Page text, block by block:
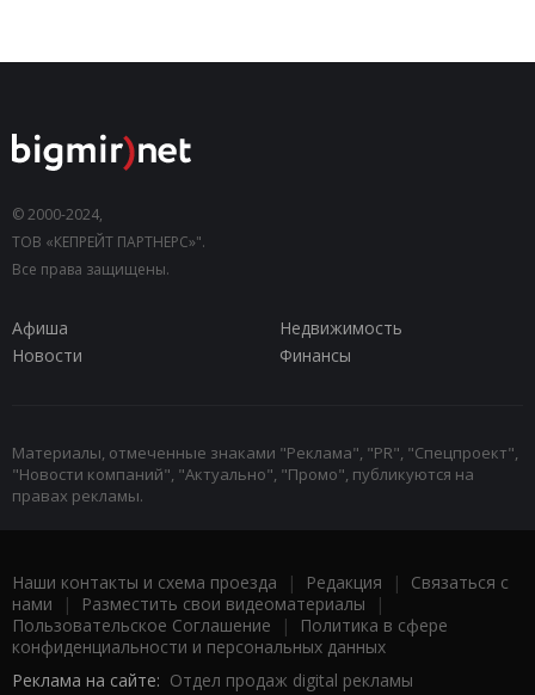
© 2000-2024,
ТОВ «КЕПРЕЙТ ПАРТНЕРС»".
Все права защищены.
Афиша
Недвижимость
Новости
Финансы
Материалы, отмеченные знаками "Реклама", "PR", "Спецпроект",
"Новости компаний", "Актуально", "Промо", публикуются на
правах рекламы.
Наши контакты и схема проезда | Редакция | Связаться с
нами | Разместить свои видеоматериалы |
Пользовательское Соглашение |
Политика в сфере
конфиденциальности и персональных данных
Реклама на сайте: Отдел продаж digital рекламы